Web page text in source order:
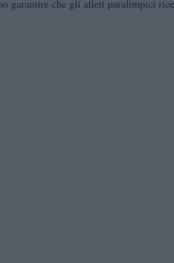
garantire che gli atleti paralimpici